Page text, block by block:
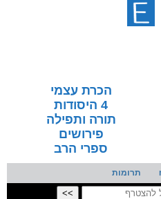
הכרת עצמי
4 היסודות
תורה ותפילה
פירושים
ספרי הרב
תרומות